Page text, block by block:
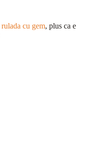
rulada cu gem, plus ca e